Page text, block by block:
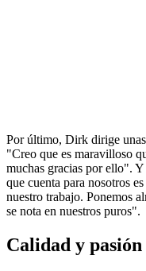
Por último, Dirk dirige unas
"Creo que es maravilloso
muchas gracias por ello".
que cuenta para nosotros
nuestro trabajo. Ponemos
se nota en nuestros puros".
Calidad y pasión